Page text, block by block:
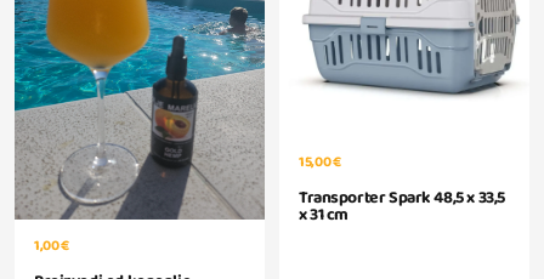
1,00 €
15,00 €
Transporter Spark 48,5 x 33,5
x 31 cm